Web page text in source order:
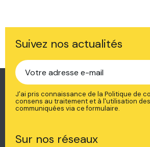
Suivez nos actualités
J'ai pris connaissance de la Politique de
consens au traitement et à l'utilisation
communiquées via ce formulaire.
Sur nos réseaux